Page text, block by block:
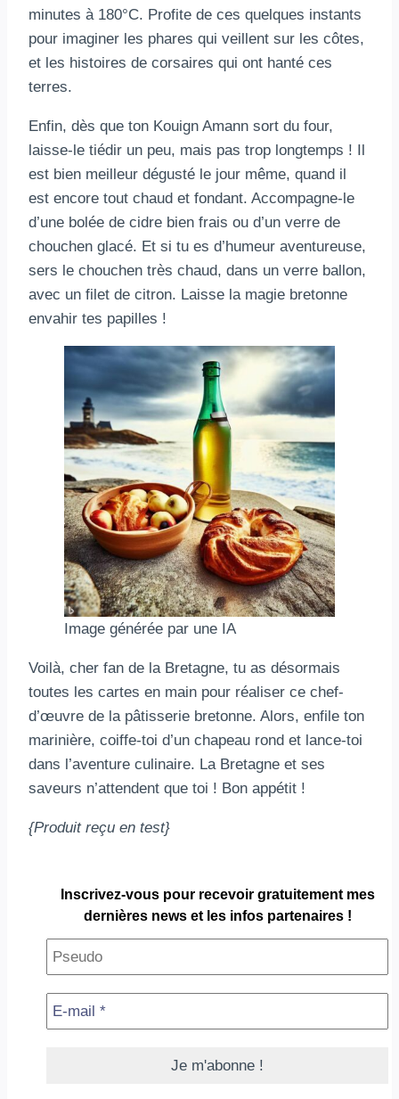
minutes à 180°C. Profite de ces quelques instants
pour imaginer les phares qui veillent sur les côtes,
et les histoires de corsaires qui ont hanté ces
terres.
Enfin, dès que ton Kouign Amann sort du four,
laisse-le tiédir un peu, mais pas trop longtemps ! Il
est bien meilleur dégusté le jour même, quand il
est encore tout chaud et fondant. Accompagne-le
d’une bolée de cidre bien frais ou d’un verre de
chouchen glacé. Et si tu es d’humeur aventureuse,
sers le chouchen très chaud, dans un verre ballon,
avec un filet de citron. Laisse la magie bretonne
envahir tes papilles !
Image générée par une IA
Voilà, cher fan de la Bretagne, tu as désormais
toutes les cartes en main pour réaliser ce chef-
d’œuvre de la pâtisserie bretonne. Alors, enfile ton
marinière, coiffe-toi d’un chapeau rond et lance-toi
dans l’aventure culinaire. La Bretagne et ses
saveurs n’attendent que toi ! Bon appétit !
{Produit reçu en test}
Inscrivez-vous pour recevoir gratuitement mes
dernières news et les infos partenaires !